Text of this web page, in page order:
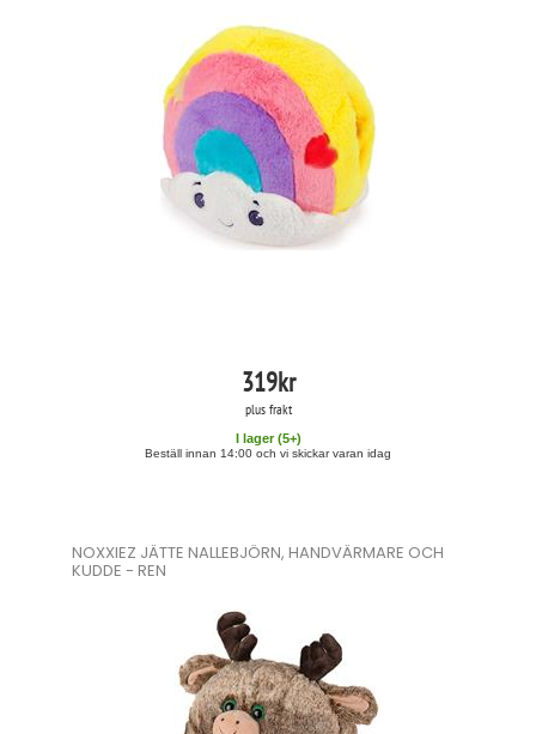
319kr
plus frakt
I lager (5+)
Beställ innan 14:00 och vi skickar varan idag
NOXXIEZ JÄTTE NALLEBJÖRN, HANDVÄRMARE OCH
KUDDE - REN